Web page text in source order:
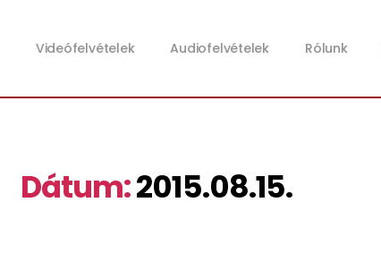
Videófelvételek Audiofelvételek Rólunk
Dátum:2015.08.15.